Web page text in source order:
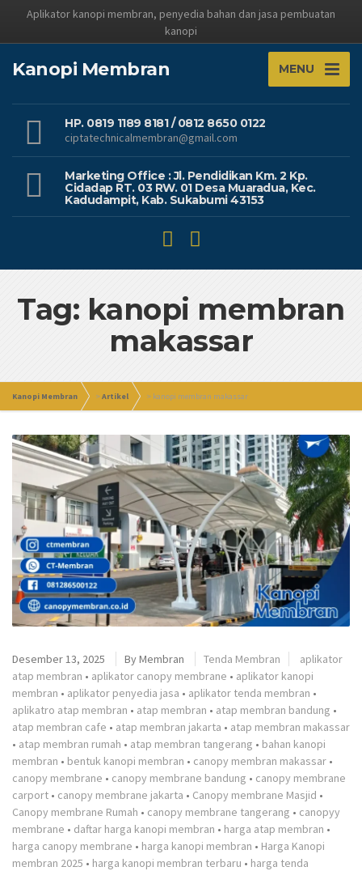
Aplikator kanopi membran, penyedia bahan dan jasa pembuatan
kanopi
Kanopi Membran MENU
HP. 0819 1189 8181 / 0812 8650 0122
ciptatechnicalmembran@gmail.com
Marketing Office : Jl. Pendidikan Km. 2 Kp.
Cidadap RT. 03 RW. 01 Desa Muaradua, Kec.
Kadudampit, Kab. Sukabumi 43153
Tag: kanopi membran
makassar
Kanopi Membran >Artikel > kanopi membran makassar
Desember 13, 2025 ByMembran Tenda Membran
aplikator
atap membran • aplikator canopy membrane • aplikator kanopi
membran • aplikator penyedia jasa • aplikator tenda membran •
aplikatro atap membran • atap membran • atap membran bandung •
atap membran cafe • atap membran jakarta • atap membran makassar
• atap membran rumah • atap membran tangerang • bahan kanopi
membran • bentuk kanopi membran • canopy membran makassar •
canopy membrane • canopy membrane bandung • canopy membrane
carport • canopy membrane jakarta • Canopy membrane Masjid •
Canopy membrane Rumah • canopy membrane tangerang • canopyy
membrane • daftar harga kanopi membran • harga atap membran •
harga canopy membrane • harga kanopi membran • Harga Kanopi
membran 2025 • harga kanopi membran terbaru • harga tenda